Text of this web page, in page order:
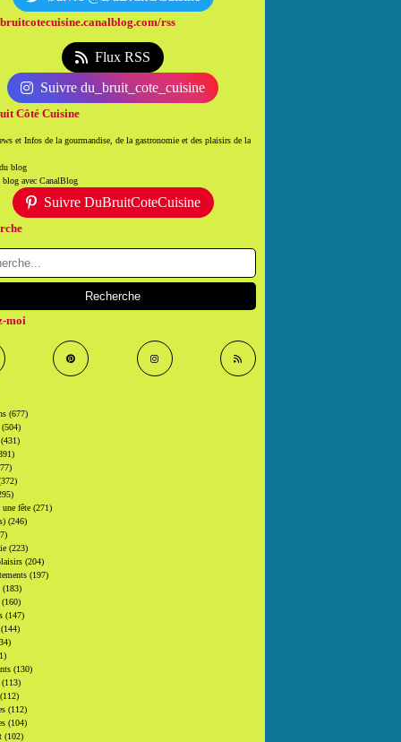
rss
Flux RSS
Suivre du_bruit_cote_cuisine
Côté Cuisine
et Infos de la gourmandise, de la gastronomie et des plaisirs de la
blog
blog avec CanalBlog
Suivre DuBruitCoteCuisine
moi
(677)
(504)
(431)
une fête (271)
(246)
(223)
(204)
(197)
(183)
(160)
(147)
(144)
(130)
(113)
(112)
(112)
(104)
(102)